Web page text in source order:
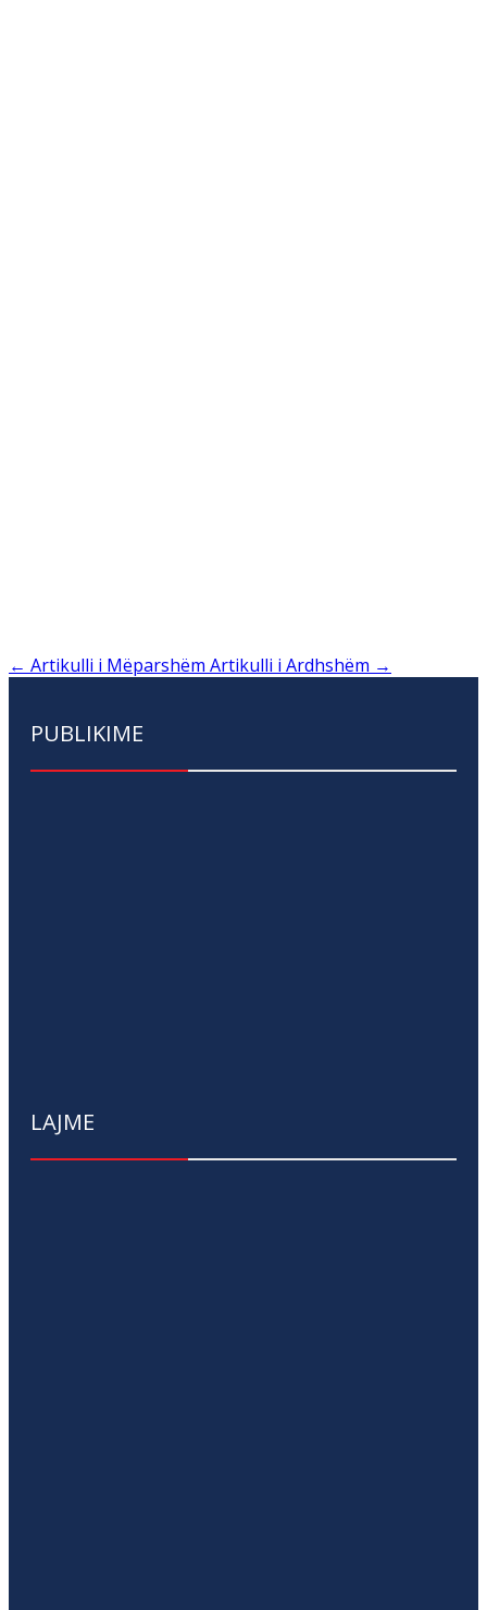
← Artikulli i Mëparshëm Artikulli i Ardhshëm →
PUBLIKIME
LAJME